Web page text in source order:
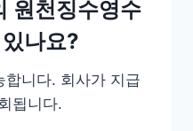
원천징수영수
나요?
합니다. 회사가 지급
됩니다.